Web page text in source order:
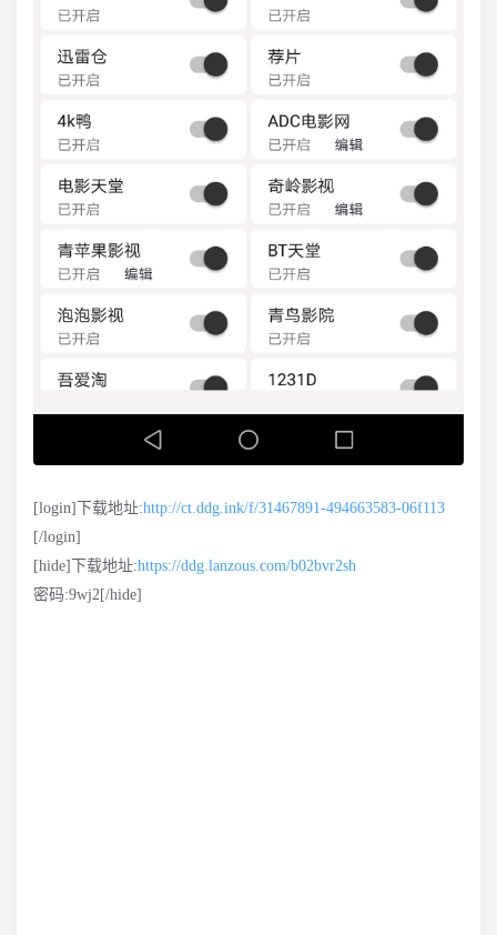
[login]下载地址:http://ct.ddg.ink/f/31467891-494663583-06f113
[/login]
[hide]下载地址:https://ddg.lanzous.com/b02bvr2sh
密码:9wj2[/hide]